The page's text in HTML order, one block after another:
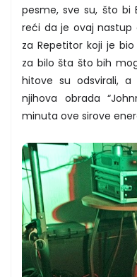
pesme, sve su, što bi
reći da je ovaj nastup
za Repetitor koji je
za bilo šta što bih
hitove su odsvirali, a
njihova obrada
minuta ove sirove